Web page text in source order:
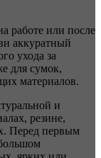
работе или после
аккуратный
ухода за
для сумок,
материалов.
и
резине,
Перед первым